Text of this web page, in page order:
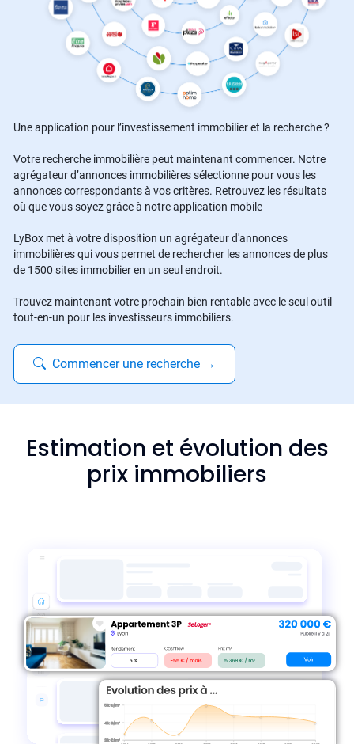
Une application pour l’investissement immobilier et la recherche ?
Votre recherche immobilière peut maintenant commencer. Notre
agrégateur d’annonces immobilières sélectionne pour vous les
annonces correspondants à vos critères. Retrouvez les résultats
où que vous soyez grâce à notre application mobile
LyBox met à votre disposition un agrégateur d'annonces
immobilières qui vous permet de rechercher les annonces de plus
de 1500 sites immobilier en un seul endroit.
Trouvez maintenant votre prochain bien rentable avec le seul outil
tout-en-un pour les investisseurs immobiliers.
Commencer une recherche →
Estimation et évolution des
prix immobiliers